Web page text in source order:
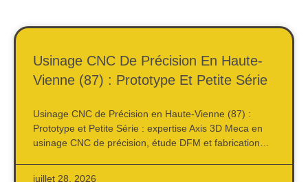
Usinage CNC De Précision En Haute-
Vienne (87) : Prototype Et Petite Série
Usinage CNC de Précision en Haute-Vienne (87) :
Prototype et Petite Série : expertise Axis 3D Meca en
usinage CNC de précision, étude DFM et fabrication…
juillet 28, 2026